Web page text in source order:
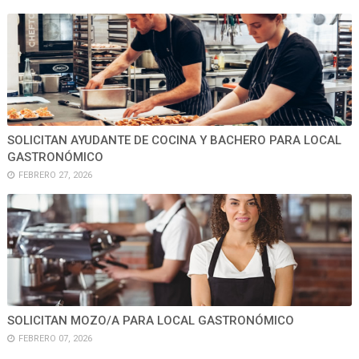
SOLICITAN AYUDANTE DE COCINA Y BACHERO PARA LOCAL
GASTRONÓMICO
FEBRERO 27, 2026
SOLICITAN MOZO/A PARA LOCAL GASTRONÓMICO
FEBRERO 07, 2026